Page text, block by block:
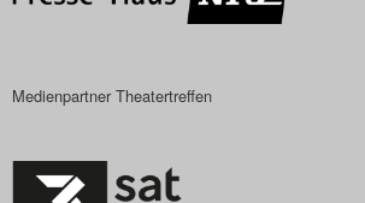
Das
Medienpartner Theatertreffen